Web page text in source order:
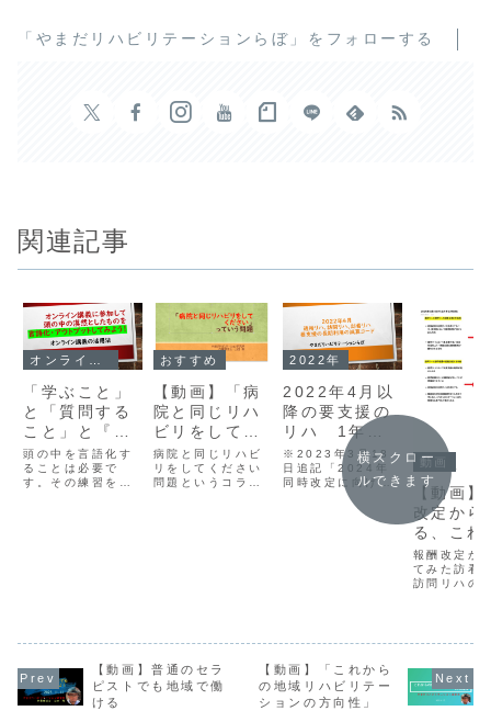
「やまだリハビリテーションらぼ」をフォローする
関連記事
「学ぶこと」
と「質問する
こと」と『や
っぱり言語
化』すること
の必要性
頭の中を言語化す
ることは必要で
す。その練習をオ
おすすめ
【動画】「病
院と同じリハ
ビリをしてく
ださい問題」
病院と同じリハビ
リをしてください
問題というコラム
2022年
2022年4月以
降の要支援の
リハ 1年超
で減算のコー
ドのこと
※2023年3月18
日追記「2024年
同時改定に向けた
リハビリテーショ
ン」については、
こちらにもコラム
動画
【動画
改定から
る、これ
の訪問リ
訪看リハ
り方！
報酬改定か
てみた訪看
訪問リハの
これからの
り方！この
以下のレジ
いたオンラ
横スクロー
ルできます
【動画】普通のセラ
ピストでも地域で働
ける
【動画】「これから
の地域リハビリテー
ションの方向性」